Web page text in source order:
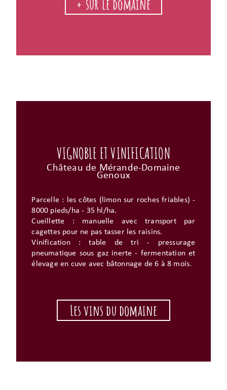
+ sur le domaine
VIGNOBLE ET VINIFICATION
Château de Mérande-Domaine
Genoux
Parcelle : les côtes (limon sur roches friables) -
8000 pieds/ha - 35 hl/ha.
Cueillette : manuelle avec transport par
cagettes pour ne pas tasser les raisins.
Vinification : table de tri - pressurage
pneumatique sous gaz inerte - fermentation et
élevage en cuve avec bâtonnage de 6 à 8 mois.
Les vins du domaine